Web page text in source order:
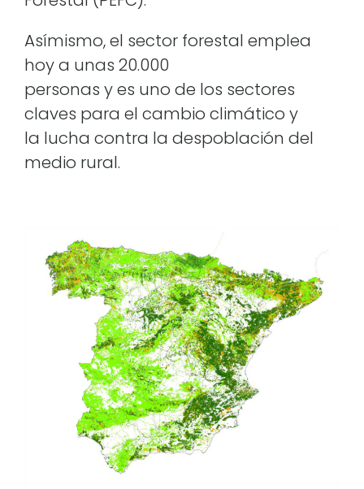
Asímismo, el sector forestal emplea
hoy a unas 20.000
personas y es uno de los sectores
claves para el cambio climático y
la lucha contra la despoblación del
medio rural.